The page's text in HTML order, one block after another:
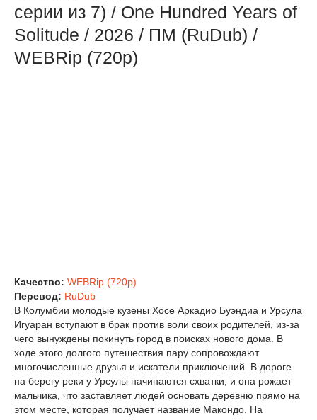
серии из 7) / One Hundred Years of
Solitude / 2026 / ПМ (RuDub) /
WEBRip (720р)
Качество: WEBRip (720p)
Перевод: RuDub
В Колумбии молодые кузены Хосе Аркадио Буэндиа и Урсула
Игуаран вступают в брак против воли своих родителей, из-за
чего вынуждены покинуть город в поисках нового дома. В
ходе этого долгого путешествия пару сопровождают
многочисленные друзья и искатели приключений. В дороге
на берегу реки у Урсулы начинаются схватки, и она рожает
мальчика, что заставляет людей основать деревню прямо на
этом месте, которая получает название Макондо. На